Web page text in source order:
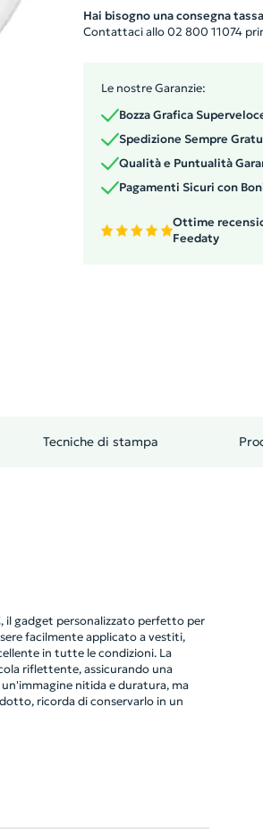
del 100%. Questo garantisce
e duratura, ma anche una
la qualità del prodotto,
pulito e asciutto, lontano
Hai bisogno una consegna
Contattaci allo 02 800 11074
Le nostre Garanzie:
Bozza Grafica
Spedizione Sempre
Qualità e Puntualità
Pagamenti Sicuri con
Ottime
Feedaty
Tecniche di stampa
il gadget personalizzato perfetto per
facilmente applicato a vestiti,
in tutte le condizioni. La
riflettente, assicurando una
nitida e duratura, ma
ricorda di conservarlo in un